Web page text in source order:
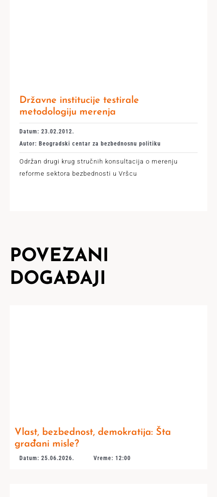
Državne institucije testirale
metodologiju merenja
Datum: 23.02.2012.
Autor: Beogradski centar za bezbednosnu politiku
Održan drugi krug stručnih konsultacija o merenju
reforme sektora bezbednosti u Vršcu
POVEZANI
DOGAĐAJI
Vlast, bezbednost, demokratija: Šta
građani misle?
Datum: 25.06.2026. Vreme: 12:00